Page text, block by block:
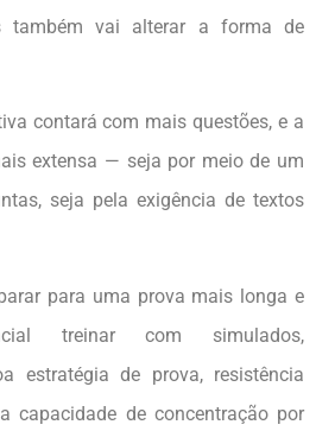
também vai alterar a forma de
contará com mais questões, e a
extensa — seja por meio de um
seja pela exigência de textos
para uma prova mais longa e
treinar com simulados,
estratégia de prova, resistência
capacidade de concentração por